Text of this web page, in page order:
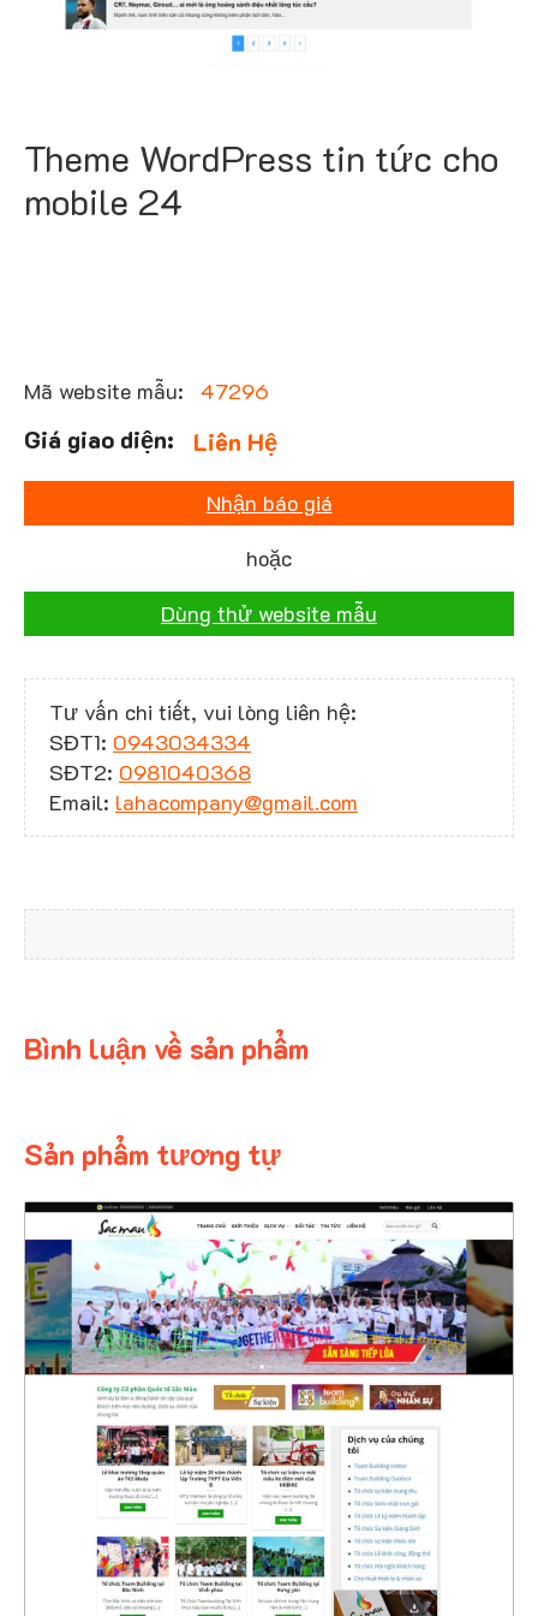
Theme WordPress tin tức cho
mobile 24
Mã website mẫu: 47296
Liên Hệ
Nhận báo giá
hoặc
Dùng thử website mẫu
Tư vấn chi tiết, vui lòng liên hệ:
SĐT1: 0943034334
SĐT2: 0981040368
Email: lahacompany@gmail.com
Bình luận về sản phẩm
Sản phẩm tương tự
4394
CHI TIẾT